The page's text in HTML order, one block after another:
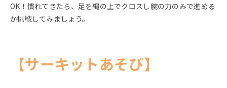
OK！慣れてきたら、足を縄の上でクロスし腕の力のみで進める
か挑戦してみましょう。
【サーキットあそび】